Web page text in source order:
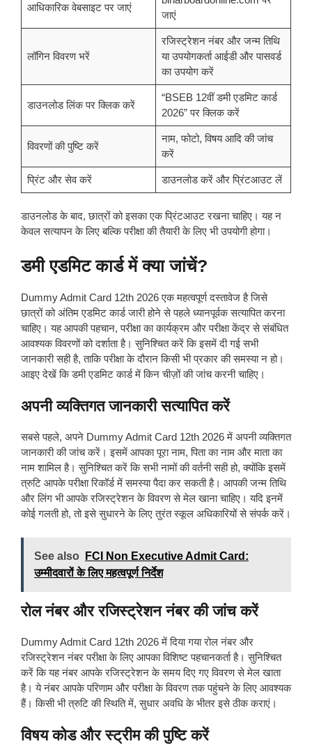
आधिकारिक वेबसाइट पर जाएं
जाएं
लॉगिन विवरण भरें
रजिस्ट्रेशन नंबर और जन्म तिथि
या उपयोगकर्ता आईडी और पासवर्ड
का उपयोग करें
डाउनलोड लिंक पर क्लिक करें
“BSEB 12वीं डमी एडमिट कार्ड
2026” पर क्लिक करें
विवरणों की पुष्टि करें
नाम, फोटो, विषय आदि की जांच
करें
प्रिंट और सेव करें डाउनलोड करें और प्रिंटआउट लें
डाउनलोड के बाद, छात्रों को इसका एक प्रिंटआउट रखना चाहिए। यह न
केवल सत्यापन के लिए बल्कि परीक्षा की तैयारी के लिए भी उपयोगी होगा।
डमी एडमिट कार्ड में क्या जांचें?
Dummy Admit Card 12th 2026 एक महत्वपूर्ण दस्तावेज है जिसे
छात्रों को अंतिम एडमिट कार्ड जारी होने से पहले ध्यानपूर्वक सत्यापित करना
चाहिए। यह आपकी पहचान, परीक्षा का कार्यक्रम और परीक्षा केंद्र से संबंधित
आवश्यक विवरणों को दर्शाता है। सुनिश्चित करें कि इसमें दी गई सभी
जानकारी सही है, ताकि परीक्षा के दौरान किसी भी प्रकार की समस्या न हो।
आइए देखें कि डमी एडमिट कार्ड में किन चीज़ों की जांच करनी चाहिए।
अपनी व्यक्तिगत जानकारी सत्यापित करें
सबसे पहले, अपने Dummy Admit Card 12th 2026 में अपनी व्यक्तिगत
जानकारी की जांच करें। इसमें आपका पूरा नाम, पिता का नाम और माता का
नाम शामिल है। सुनिश्चित करें कि सभी नामों की वर्तनी सही हो, क्योंकि इसमें
त्रुटि आपके परीक्षा रिकॉर्ड में समस्या पैदा कर सकती है। आपकी जन्म तिथि
और लिंग भी आपके रजिस्ट्रेशन के विवरण से मेल खाना चाहिए। यदि इनमें
कोई गलती हो, तो इसे सुधारने के लिए तुरंत स्कूल अधिकारियों से संपर्क करें।
See also
FCI Non Executive Admit Card:
उम्मीदवारों के लिए महत्वपूर्ण निर्देश
रोल नंबर और रजिस्ट्रेशन नंबर की जांच करें
Dummy Admit Card 12th 2026 में दिया गया रोल नंबर और
रजिस्ट्रेशन नंबर परीक्षा के लिए आपका विशिष्ट पहचानकर्ता है। सुनिश्चित
करें कि यह नंबर आपके रजिस्ट्रेशन के समय दिए गए विवरण से मेल खाता
है। ये नंबर आपके परिणाम और परीक्षा के विवरण तक पहुंचने के लिए आवश्यक
हैं। किसी भी त्रुटि की स्थिति में, सुधार अवधि के भीतर इसे ठीक कराएं।
विषय कोड और स्ट्रीम की पुष्टि करें